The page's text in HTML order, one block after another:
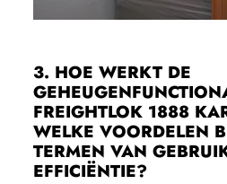
3. HOE WERKT DE
FREIGHTLOK 1888
WELKE VOORDELEN
TERMEN VAN
EFFICIËNTIE?